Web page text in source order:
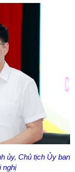
ủy, Chủ tịch Ủy ban
nghị